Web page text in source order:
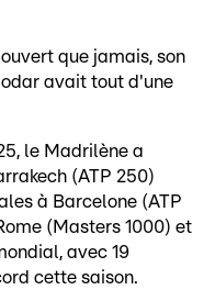
que jamais, son
avait tout d'une
le Madrilène a
(ATP 250)
à Barcelone (ATP
(Masters 1000) et
avec 19
cette saison.